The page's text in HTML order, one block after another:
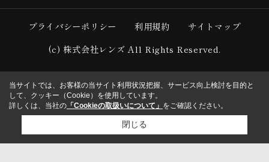
プライバシーポリシー 利用規約
サイトマップ
(c) 株式会社レンズ All Rights Reserved.
当サイトでは、お客様の当サイト利用状況把握、サービス向上検討を目的と
して、クッキー（Cookie）を使用しています。
詳しくは、当社の 「Cookieの取扱いについて」 をご確認ください。
閉じる